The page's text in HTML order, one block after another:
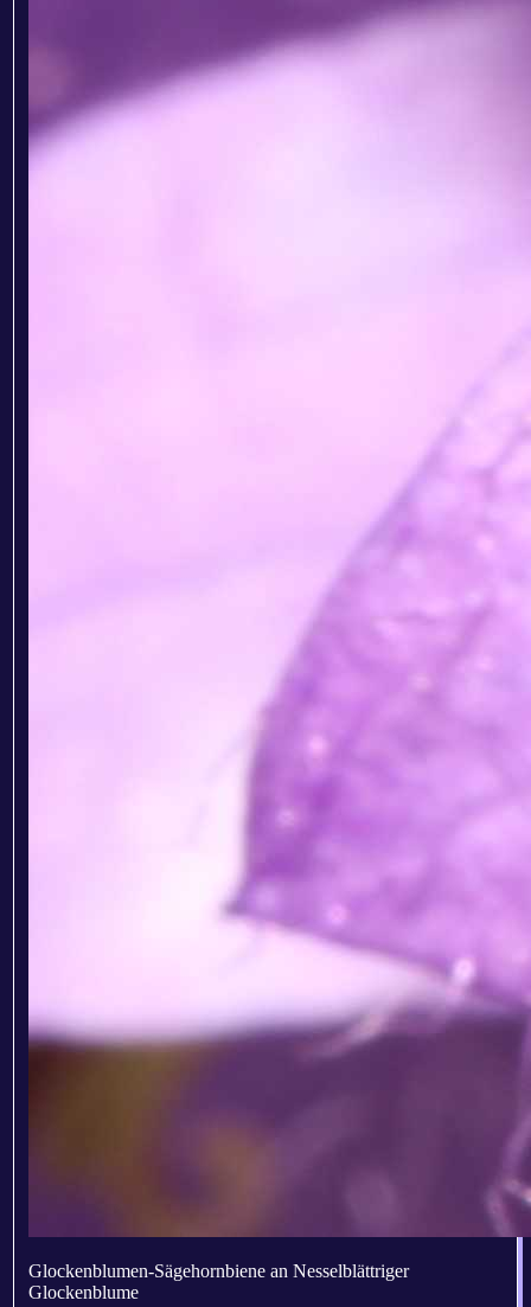
Glockenblumen-Sägehornbiene an Nesselblättriger
Glockenblume